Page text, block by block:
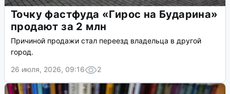
Точку фастфуда «Гирос на Бударина»
продают за 2 млн
Причиной продажи стал переезд владельца в другой
город.
26 июля, 2026, 09:16
2